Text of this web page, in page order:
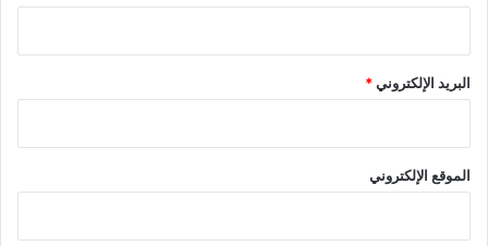
البريد الإلكتروني*
الموقع الإلكتروني